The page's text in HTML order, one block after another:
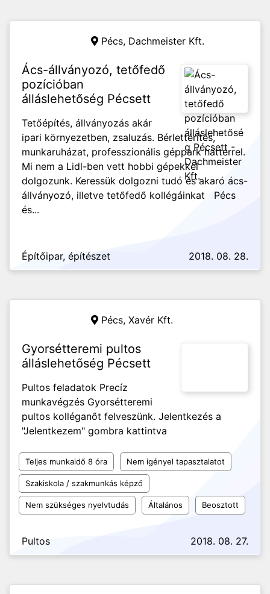
Pécs, Dachmeister Kft.
Ács-állványozó, tetőfedő
pozícióban
álláslehetőség Pécsett
Tetőépítés, állványozás akár
ipari környezetben, zsaluzás. Bérlettérítés,
munkaruházat, professzionális géppark háttérrel.
Mi nem a Lidl-ben vett hobbi gépekkel
dolgozunk. Keressük dolgozni tudó és akaró ács-
állványozó, illetve tetőfedő kollégáinkat Pécs
és...
Építőipar, építészet 2018. 08. 28.
Pécs, Xavér Kft.
Gyorsétteremi pultos
álláslehetőség Pécsett
Pultos feladatok Precíz
munkavégzés Gyorsétteremi
pultos kolléganőt felveszünk. Jelentkezés a
"Jelentkezem" gombra kattintva
Teljes munkaidő 8 óra Nem igényel tapasztalatot
Szakiskola / szakmunkás képző
Nem szükséges nyelvtudás Általános Beosztott
Pultos 2018. 08. 27.